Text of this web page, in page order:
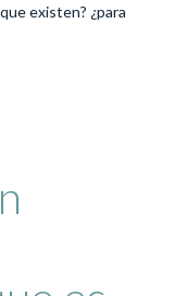
existen? ¿para